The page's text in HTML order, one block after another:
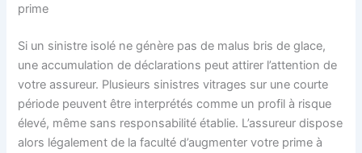
prime
Si un sinistre isolé ne génère pas de malus bris de glace,
une accumulation de déclarations peut attirer l’attention de
votre assureur. Plusieurs sinistres vitrages sur une courte
période peuvent être interprétés comme un profil à risque
élevé, même sans responsabilité établie. L’assureur dispose
alors légalement de la faculté d’augmenter votre prime à